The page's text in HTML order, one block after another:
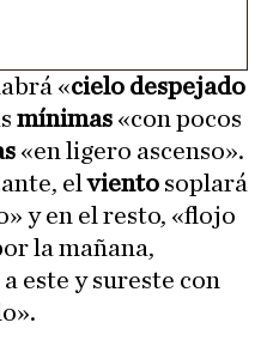
«cielo despejado
mínimas «con pocos
«en ligero ascenso».
elviento soplará
y en el resto, «flojo
la mañana,
este y sureste con